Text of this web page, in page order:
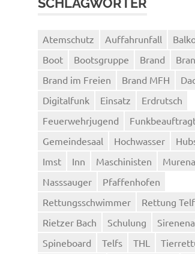
Atemschutz Auffahrunfall
Boot
Bootsgruppe Brand
Brand im Freien
Brand MFH
Digitalfunk
Einsatz
Erdrutsch
Feuerwehrjugend
Gemeindesaal
Hochwasser
Imst
Inn Maschinisten
Nasssauger
Pfaffenhofen
Rettungsschwimmer
Rettung
Rietzer Bach
Schulung
Spineboard
Telfs THL